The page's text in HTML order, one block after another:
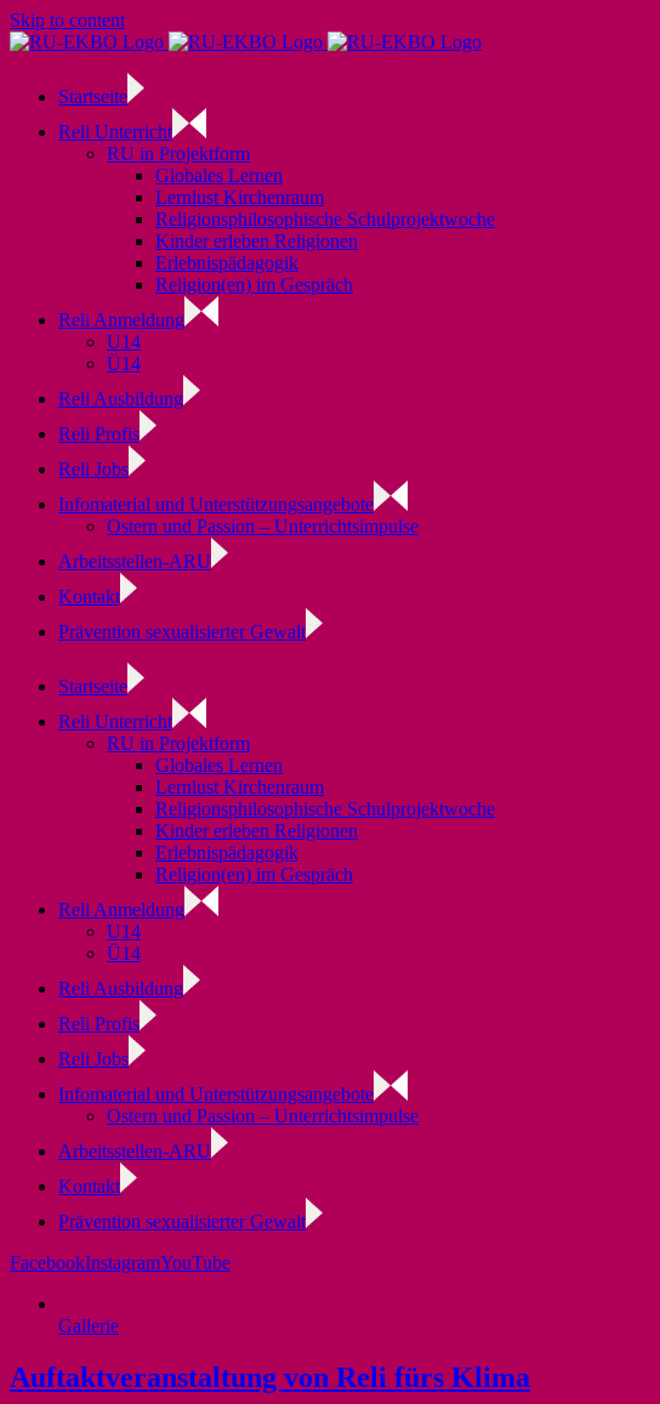
Skip to content
Startseite
Reli Unterricht
RU in Projektform
Globales Lernen
Lernlust Kirchenraum
Religionsphilosophische Schulprojektwoche
Kinder erleben Religionen
Erlebnispädagogik
Religion(en) im Gespräch
Reli Anmeldung
U14
Ü14
Reli Ausbildung
Reli Profis
Reli Jobs
Infomaterial und Unterstützungsangebote
Ostern und Passion – Unterrichtsimpulse
Arbeitsstellen-ARU
Kontakt
Prävention sexualisierter Gewalt
Startseite
Reli Unterricht
RU in Projektform
Globales Lernen
Lernlust Kirchenraum
Religionsphilosophische Schulprojektwoche
Kinder erleben Religionen
Erlebnispädagogik
Religion(en) im Gespräch
Reli Anmeldung
U14
Ü14
Reli Ausbildung
Reli Profis
Reli Jobs
Infomaterial und Unterstützungsangebote
Ostern und Passion – Unterrichtsimpulse
Arbeitsstellen-ARU
Kontakt
Prävention sexualisierter Gewalt
FacebookInstagramYouTube
Gallerie
Auftaktveranstaltung von Reli fürs Klima